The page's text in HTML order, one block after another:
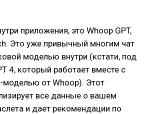
приложения, это Whoop GPT,
Это уже привычный многим чат
моделью внутри (кстати, под
4, который работает вместе с
моделью от Whoop). Этот
все данные о вашем
и дает рекомендации по